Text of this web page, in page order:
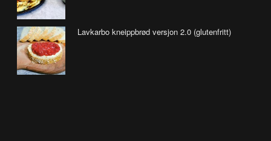
Lavkarbo kneippbrød versjon 2.0 (glutenfritt)